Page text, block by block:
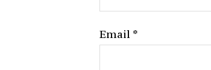
Email *